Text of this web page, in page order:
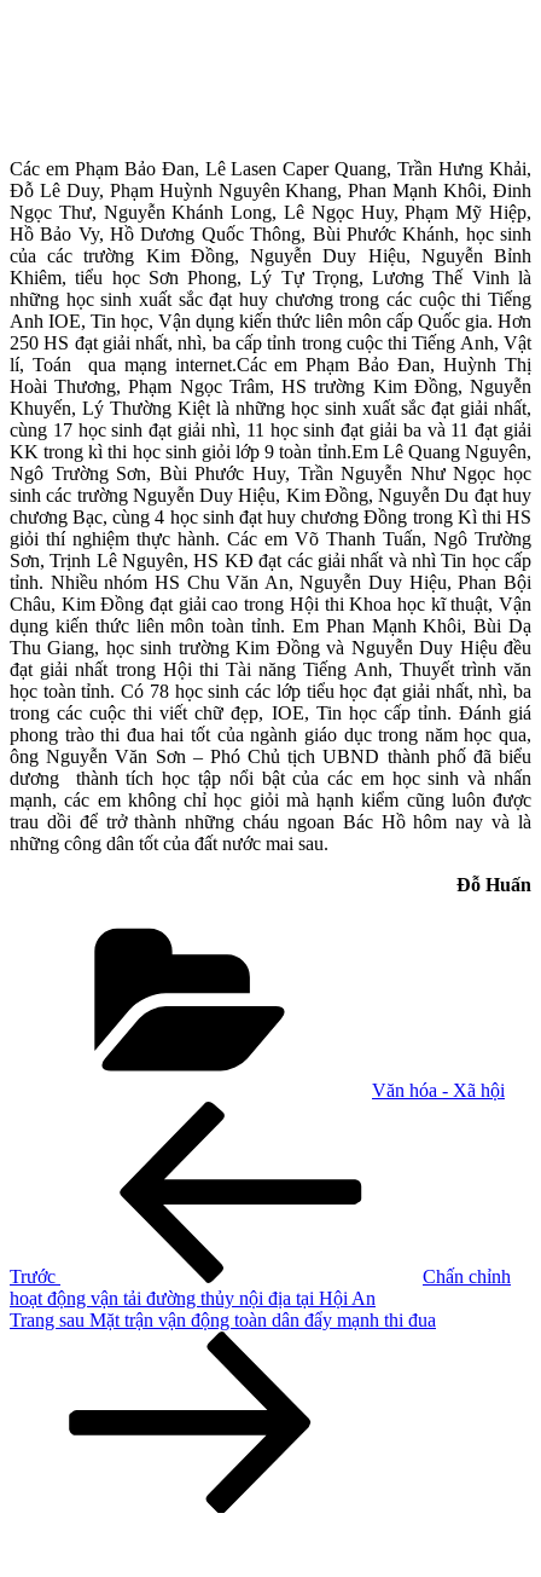
Các em Phạm Bảo Đan, Lê Lasen Caper Quang, Trần Hưng Khải,
Đỗ Lê Duy, Phạm Huỳnh Nguyên Khang, Phan Mạnh Khôi, Đinh
Ngọc Thư, Nguyễn Khánh Long, Lê Ngọc Huy, Phạm Mỹ Hiệp,
Hồ Bảo Vy, Hồ Dương Quốc Thông, Bùi Phước Khánh, học sinh
của các trường Kim Đồng, Nguyễn Duy Hiệu, Nguyễn Bỉnh
Khiêm, tiểu học Sơn Phong, Lý Tự Trọng, Lương Thế Vinh là
những học sinh xuất sắc đạt huy chương trong các cuộc thi Tiếng
Anh IOE, Tin học, Vận dụng kiến thức liên môn cấp Quốc gia. Hơn
250 HS đạt giải nhất, nhì, ba cấp tỉnh trong cuộc thi Tiếng Anh, Vật
lí, Toán qua mạng internet.Các em Phạm Bảo Đan, Huỳnh Thị
Hoài Thương, Phạm Ngọc Trâm, HS trường Kim Đồng, Nguyễn
Khuyến, Lý Thường Kiệt là những học sinh xuất sắc đạt giải nhất,
cùng 17 học sinh đạt giải nhì, 11 học sinh đạt giải ba và 11 đạt giải
KK trong kì thi học sinh giỏi lớp 9 toàn tỉnh.Em Lê Quang Nguyên,
Ngô Trường Sơn, Bùi Phước Huy, Trần Nguyễn Như Ngọc học
sinh các trường Nguyễn Duy Hiệu, Kim Đồng, Nguyễn Du đạt huy
chương Bạc, cùng 4 học sinh đạt huy chương Đồng trong Kì thi HS
giỏi thí nghiệm thực hành. Các em Võ Thanh Tuấn, Ngô Trường
Sơn, Trịnh Lê Nguyên, HS KĐ đạt các giải nhất và nhì Tin học cấp
tỉnh. Nhiều nhóm HS Chu Văn An, Nguyễn Duy Hiệu, Phan Bội
Châu, Kim Đồng đạt giải cao trong Hội thi Khoa học kĩ thuật, Vận
dụng kiến thức liên môn toàn tỉnh. Em Phan Mạnh Khôi, Bùi Dạ
Thu Giang, học sinh trường Kim Đồng và Nguyễn Duy Hiệu đều
đạt giải nhất trong Hội thi Tài năng Tiếng Anh, Thuyết trình văn
học toàn tỉnh. Có 78 học sinh các lớp tiểu học đạt giải nhất, nhì, ba
trong các cuộc thi viết chữ đẹp, IOE, Tin học cấp tỉnh. Đánh giá
phong trào thi đua hai tốt của ngành giáo dục trong năm học qua,
ông Nguyễn Văn Sơn – Phó Chủ tịch UBND thành phố đã biểu
dương thành tích học tập nổi bật của các em học sinh và nhấn
mạnh, các em không chỉ học giỏi mà hạnh kiểm cũng luôn được
trau dồi để trở thành những cháu ngoan Bác Hồ hôm nay và là
những công dân tốt của đất nước mai sau.
Đỗ Huấn
Văn hóa - Xã hội
Trước
Chấn chỉnh
hoạt động vận tải đường thủy nội địa tại Hội An
Bài
Trang sau Mặt trận vận động toàn dân đẩy mạnh thi đua